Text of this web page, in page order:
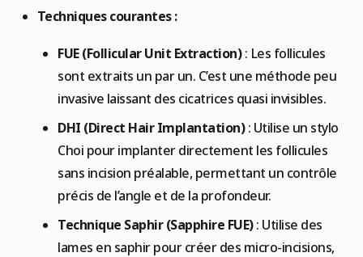
Techniques courantes :
FUE (Follicular Unit Extraction): Les follicules
sont extraits un par un. C’est une méthode peu
invasive laissant des cicatrices quasi invisibles.
DHI (Direct Hair Implantation): Utilise un stylo
Choi pour implanter directement les follicules
sans incision préalable, permettant un contrôle
précis de l’angle et de la profondeur.
Technique Saphir (Sapphire FUE): Utilise des
lames en saphir pour créer des micro-incisions,